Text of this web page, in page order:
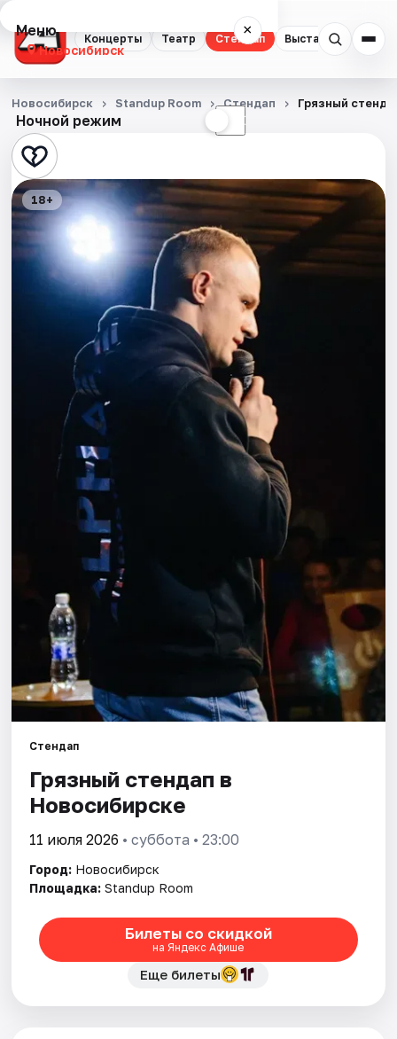
Концерты Театр Стендап Выставки
Меню ×
Новосибирск
Концерты
Театр
Стендап
Выставки
Квесты
Экскурсии
События
Площадки
Рейтинги
Ночной режим ☾
Новосибирск Standup Room Стендап Грязный
18+
Стендап
Грязный стендап в
Новосибирске
11 июля 2026 • суббота • 23:00
Город: Новосибирск
Площадка: Standup Room
Билеты со скидкой
на Яндекс Афише
Еще билеты